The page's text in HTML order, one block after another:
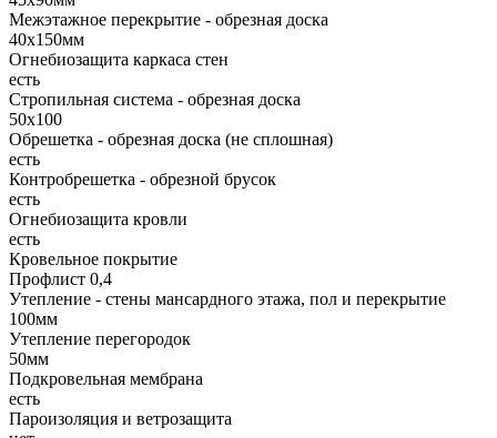
Межэтажное перекрытие - обрезная доска
40х150мм
Огнебиозащита каркаса стен
есть
Стропильная система - обрезная доска
50х100
Обрешетка - обрезная доска (не сплошная)
есть
Контробрешетка - обрезной брусок
есть
Огнебиозащита кровли
есть
Кровельное покрытие
Профлист 0,4
Утепление - стены мансардного этажа, пол и перекрытие
100мм
Утепление перегородок
50мм
Подкровельная мембрана
есть
Пароизоляция и ветрозащита